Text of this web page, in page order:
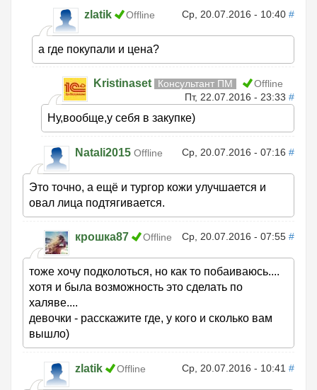
zlatik Offline Ср, 20.07.2016 - 10:40 #
а где покупали и цена?
Kristinaset Консультант ПМ
Offline
Пт, 22.07.2016 - 23:33 #
Ну,вообще,у себя в закупке)
Natali2015 Offline Ср, 20.07.2016 - 07:16 #
Это точно, а ещё и тургор кожи улучшается и
овал лица подтягивается.
крошка87 Offline Ср, 20.07.2016 - 07:55 #
тоже хочу подколоться, но как то побаиваюсь....
хотя и была возможность это сделать по
халяве....
девочки - расскажите где, у кого и сколько вам
вышло)
zlatik Offline Ср, 20.07.2016 - 10:41 #